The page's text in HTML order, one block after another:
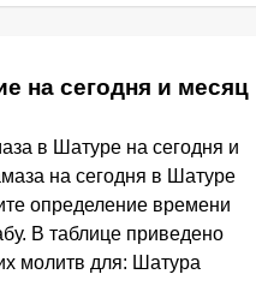
на сегодня и месяц
в Шатуре на сегодня и
на сегодня в Шатуре
определение времени
В таблице приведено
молитв для: Шатура